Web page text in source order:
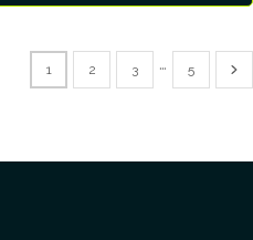
1 2 3 … 5